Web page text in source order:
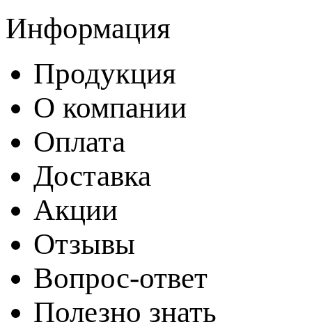
Информация
Продукция
О компании
Оплата
Доставка
Акции
Отзывы
Вопрос-ответ
Полезно знать